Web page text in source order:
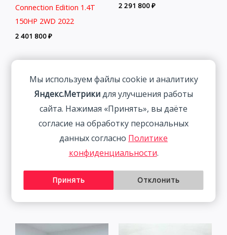
Connection Edition 1.4T
150HP 2WD 2022
2 401 800₽
2 291 800₽
Audi A3L 1.4L 150HP 2WD
BMW 320Li 2.0T 156HP
2WD 2022 | Ким.
Мы используем файлы cookie и аналитику
Яндекс.Метрикидля улучшения работы
сайта. Нажимая «Принять», вы даёте
согласие на обработку персональных
данных согласно Политике
конфиденциальности.
Принять Отклонить